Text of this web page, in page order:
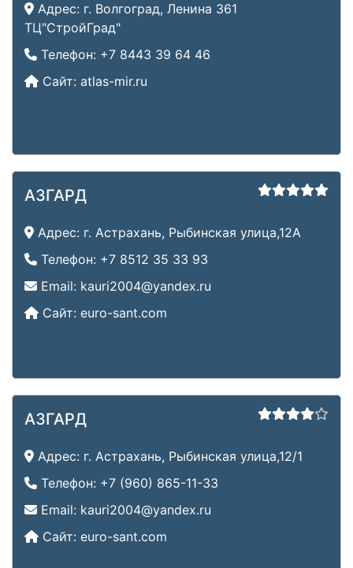
Адрес: г. Волгоград, Ленина 361
ТЦ"СтройГрад"
Телефон: +7 8443 39 64 46
Сайт: atlas-mir.ru
АЗГАРД
Адрес: г. Астрахань, Рыбинская улица,12А
Телефон: +7 8512 35 33 93
Email: kauri2004@yandex.ru
Сайт: euro-sant.com
АЗГАРД
Адрес: г. Астрахань, Рыбинская улица,12/1
Телефон: +7 (960) 865-11-33
Email: kauri2004@yandex.ru
Сайт: euro-sant.com